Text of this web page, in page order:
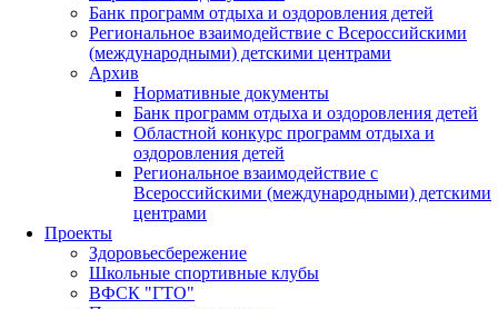
Банк программ отдыха и оздоровления детей
Региональное взаимодействие с Всероссийскими
(международными) детскими центрами
Архив
Нормативные документы
Банк программ отдыха и оздоровления детей
Областной конкурс программ отдыха и
оздоровления детей
Региональное взаимодействие с
Всероссийскими (международными) детскими
центрами
Проекты
Здоровьесбережение
Школьные спортивные клубы
ВФСК "ГТО"